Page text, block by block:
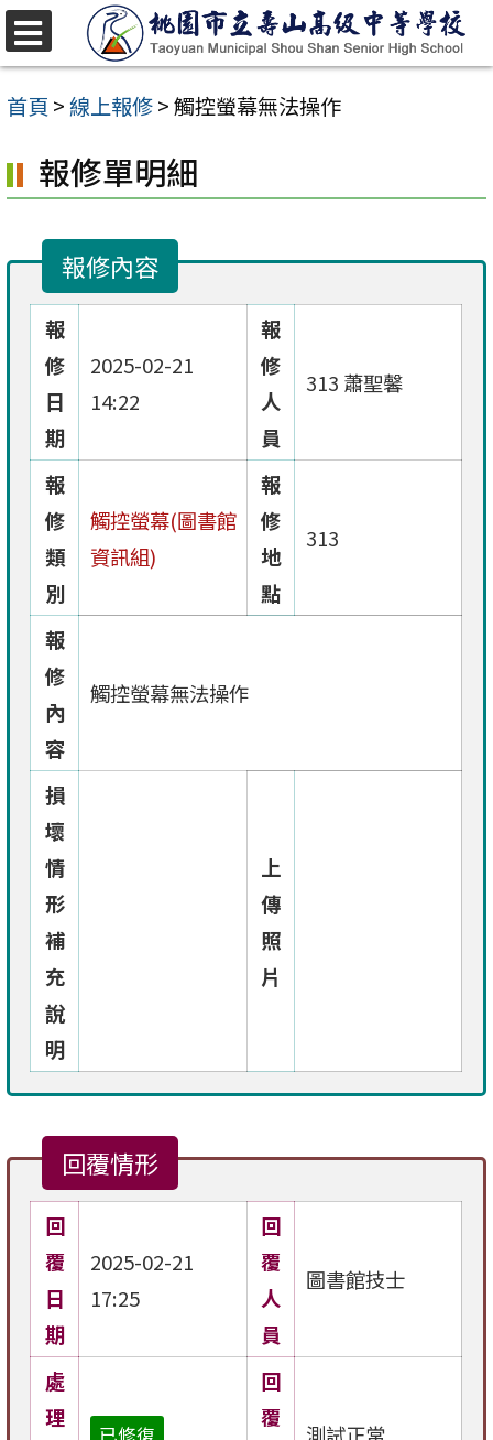
跳
至
主
內
容
首頁 >線上報修>觸控螢幕無法操作
報修單明細
報修內容
報
修
日
期
2025-02-21
14:22
報
修
人
員
313 蕭聖馨
報
修
類
別
觸控螢幕(圖書館
資訊組)
報
修
地
點
313
報
修
內
容
觸控螢幕無法操作
損
壞
情
形
補
充
說
明
上
傳
照
片
回覆情形
回
覆
日
期
2025-02-21
17:25
回
覆
人
員
圖書館技士
處
理
已修復
回
覆
測試正常
選
單